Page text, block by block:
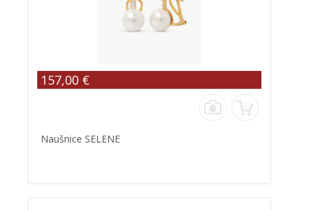
157,00 €
Naušnice SELENE